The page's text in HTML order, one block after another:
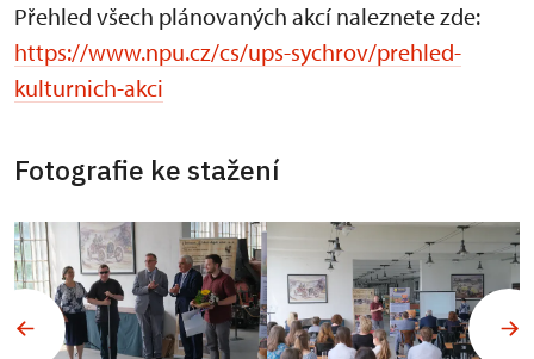
Přehled všech plánovaných akcí naleznete zde:
https://www.npu.cz/cs/ups-sychrov/prehled-
kulturnich-akci
Fotografie ke stažení